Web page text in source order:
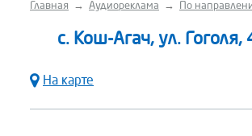
Главная → Аудиореклама → По
с. Кош-Агач, ул. Гоголя,
На карте